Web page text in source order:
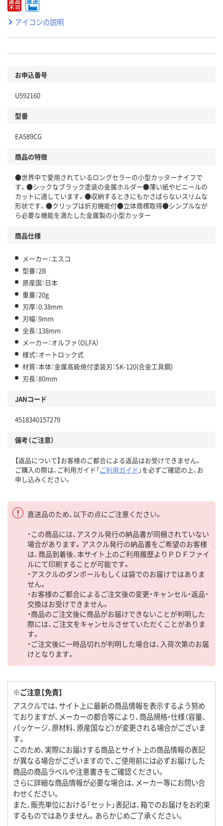
アイコンの説明
お申込番号
U592160
型番
EA589CG
商品の特徴
●世界中で愛用されているロングセラーの小型カッターナイフで
す。●シックなブラック塗装の金属ホルダー●薄い紙やビニールの
カットに適しています。●収納するときにもかさばらないスリムな
形状です。●クリップは折刃機能付●立体商標取得●シンプルなが
ら必要な機能を満たした金属製の小型カッター
商品仕様
メーカー：エスコ
型番：2B
原産国：日本
重量：20g
刃厚：0.38mm
刃幅：9mm
全長：138mm
メーカー：オルファ（OLFA）
様式：オートロック式
材質：本体：金属高級焼付塗装刃：SK-120(合金工具鋼)
刃長：80mm
JANコード
4518340157279
備考（ご注意）
【返品について】お客様のご都合による返品はお受けできません。
ご購入の際は、ご利用ガイド「ご利用ガイド 」を必ずご確認の上、お
申し込みください。
直送品のため、以下の点にご注意ください。
・この商品には、アスクル発行の納品書が同梱されていない
場合があります。アスクル発行の納品書をご希望のお客様
は、商品到着後、本サイト上のご利用履歴よりＰＤＦファイ
ルにて印刷することが可能です。
・アスクルのダンボールもしくは袋でのお届けではありま
せん。
・お客様のご都合によるご注文後の変更・キャンセル・返品・
交換はお受けできません。
・商品のご注文後に商品がお届けできないことが判明した
際には、ご注文をキャンセルさせていただくことがありま
す。
・ご注文後に一時品切れが判明した場合は、入荷次第のお届
けとなります。
※ご注意【免責】
アスクルでは、サイト上に最新の商品情報を表示するよう努め
ておりますが、メーカーの都合等により、商品規格・仕様（容量、
パッケージ、原材料、原産国など）が変更される場合がございま
す。
このため、実際にお届けする商品とサイト上の商品情報の表記
が異なる場合がございますので、ご使用前には必ずお届けした
商品の商品ラベルや注意書きをご確認ください。
さらに詳細な商品情報が必要な場合は、メーカー等にお問い合
わせください。
また、販売単位における「セット」表記は、箱でのお届けをお約束
するものではありません。あらかじめご了承ください。